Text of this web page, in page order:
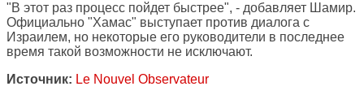
"В этот раз процесс пойдет быстрее", - добавляет Шамир.
Официально "Хамас" выступает против диалога с
Израилем, но некоторые его руководители в последнее
время такой возможности не исключают.
Источник: Le Nouvel Observateur